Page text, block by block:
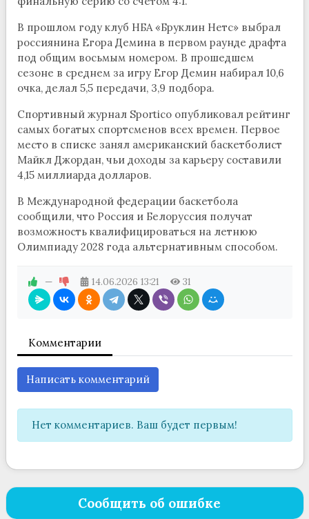
В прошлом году клуб НБА «Бруклин Нетс» выбрал
россиянина Егора Демина в первом раунде драфта
под общим восьмым номером. В прошедшем
сезоне в среднем за игру Егор Демин набирал 10,6
очка, делал 5,5 передачи, 3,9 подбора.
Спортивный журнал Sportico опубликовал рейтинг
самых богатых спортсменов всех времен. Первое
место в списке занял американский баскетболист
Майкл Джордан, чьи доходы за карьеру составили
4,15 миллиарда долларов.
В Международной федерации баскетбола
сообщили, что Россия и Белоруссия получат
возможность квалифицироваться на летнюю
Олимпиаду 2028 года альтернативным способом.
— 14.06.2026 13:21 31
Комментарии
Написать комментарий
Нет комментариев. Ваш будет первым!
Сообщить об ошибке